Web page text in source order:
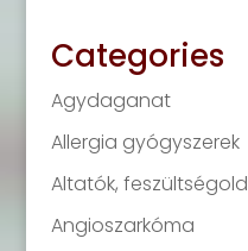
Categories
Agydaganat
Allergia gyógyszerek
Altatók,
Angioszarkóma